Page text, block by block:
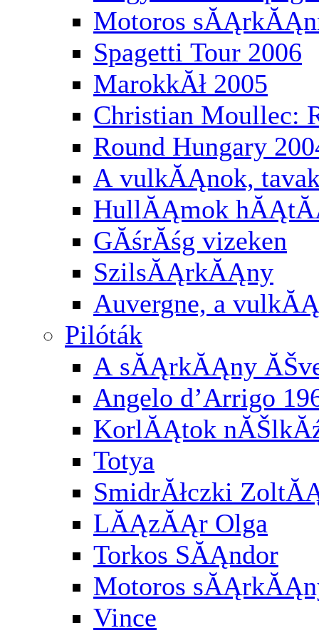
Motoros
Spagetti Tour 2006
MarokkĂł 2005
Christian Moullec:
Round Hungary
A vulkĂĄnok,
HullĂĄmok
GĂśrĂśg vizeken
SzilsĂĄrkĂĄny
Auvergne, a
Pilóták
A sĂĄrkĂĄny
Angelo d’Arrigo
KorlĂĄtok
Totya
SmidrĂłczki
LĂĄzĂĄr Olga
Torkos SĂĄndor
Motoros
Vince